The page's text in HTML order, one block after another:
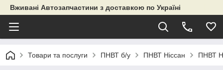
Вживані Автозапчастини з доставкою по Україні
Товари та послуги ПНВТ б/у ПНВТ Ніссан ПНВТ